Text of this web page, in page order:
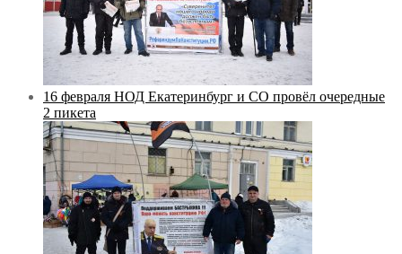
16 февраля НОД Екатеринбург и СО провёл очередные
2 пикета